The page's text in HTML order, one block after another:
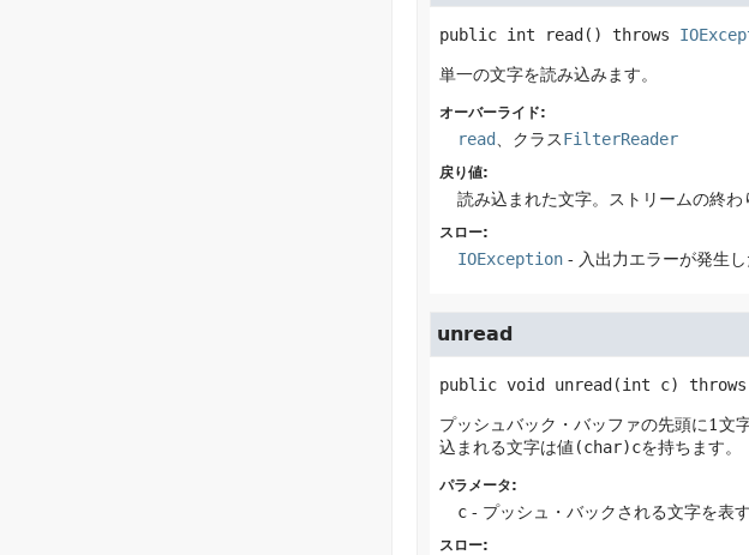
public int read () throws
単一の文字を読み込みます。
オーバーライド:
read 、クラスFilterReader
戻り値:
読み込まれた文字。ストリームの終わ
スロー:
IOException- 入出力エラーが発生し
unread
public void unread (int c) throws
プッシュバック・バッファの先頭に1文
込まれる文字は値 (char)cを持ちます。
パラメータ:
c- プッシュ・バックされる文字を表
スロー: